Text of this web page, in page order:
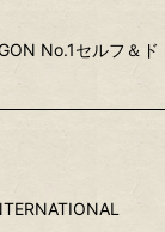
No.1セルフ＆ド